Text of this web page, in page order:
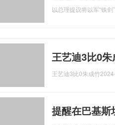
以总理提议将以军“铁剑
王艺迪3比0
王艺迪3比0朱成竹
提醒在巴基斯